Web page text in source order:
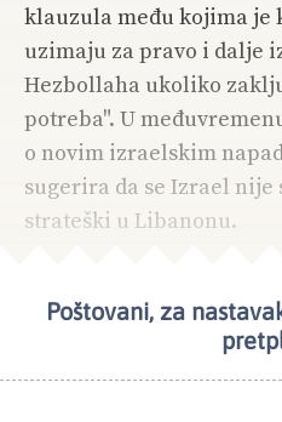
klauzula među kojima je
uzimaju za pravo i dalje
Hezbollaha ukoliko
potreba". U
o novim izraelskim
sugerira da se Izrael nije
strateški u Libanonu.
Poštovani, za
NAJČITANIJE TEMA DANA